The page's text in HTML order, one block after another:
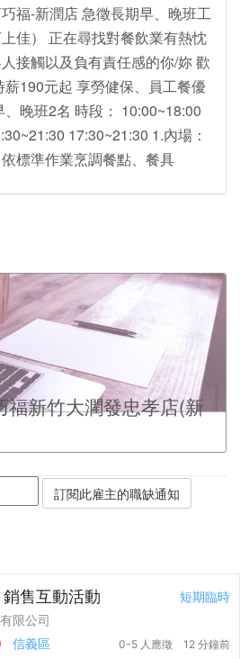
福-新潤店 急徵長期早、晚班工
佳） 正在尋找對餐飲業有熱忱
接觸以及負有責任感的你/妳 歡
190元起 享勞健保、員工餐優
晚班2名 時段： 10:00~18:00
17:30~21:30 1.內場：
標準作業烹調餐點、餐具
福新竹大潤發忠孝店(新
短期臨時
銷售互動活動
限公司
信義區 0-5 人應徵 12 分鐘前